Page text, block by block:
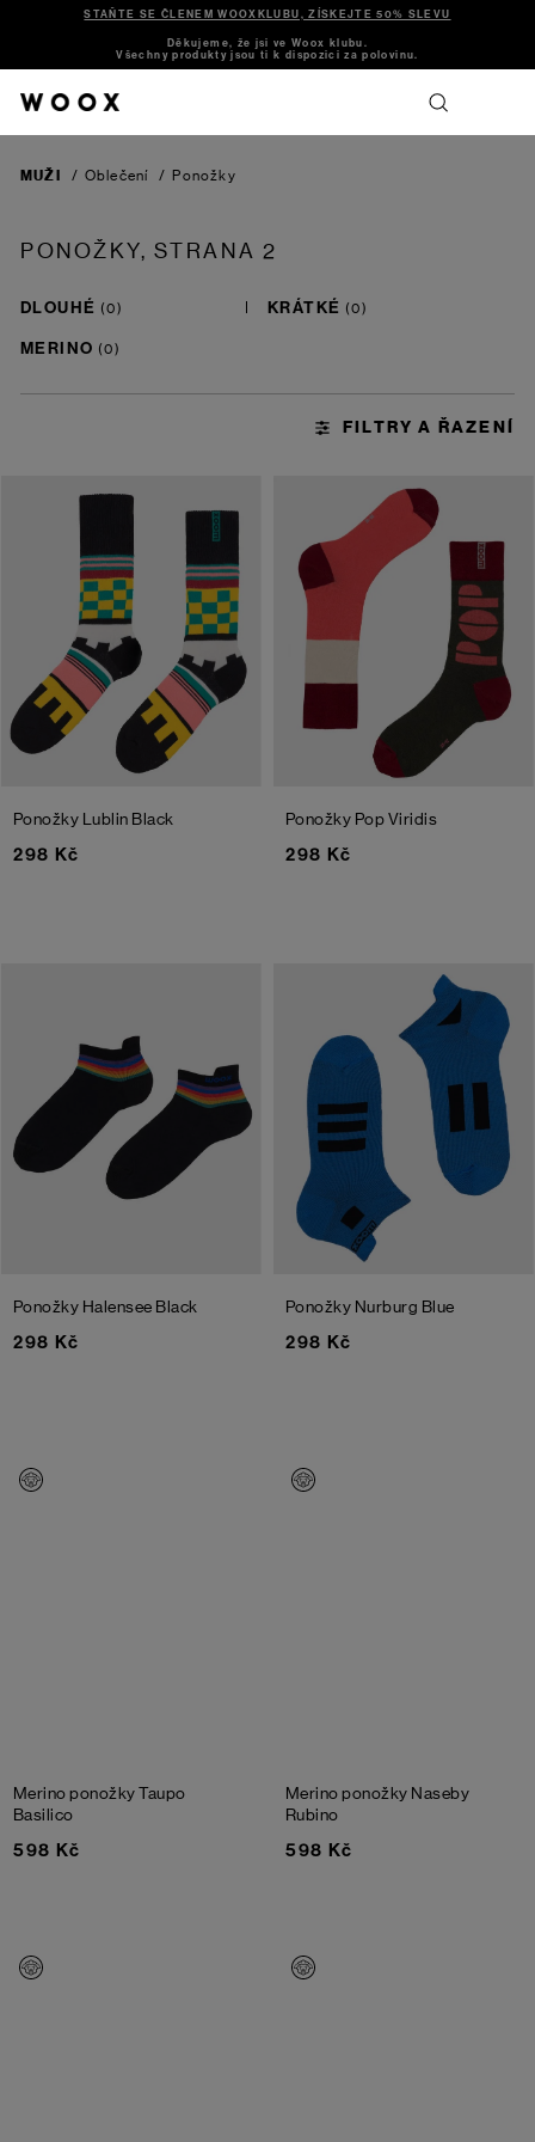
STAŇTE SE ČLENEM WOOXKLUBU, ZÍSKEJTE 50% SLEVU
Děkujeme, že jsi ve Woox klubu.
Všechny produkty jsou ti k dispozici za polovinu.
MUŽI / Oblečení / Ponožky
PONOŽKY, STRANA 2
DLOUHÉ
KRÁTKÉ
MERINO
Ponožky Lublin Black
298 Kč
Ponožky PopViridis
298 Kč
Ponožky Halensee Black
298 Kč
Ponožky Nurburg Blue
298 Kč
Merino ponožky Taupo
Basilico
598 Kč
Merino ponožky Naseby
Rubino
598 Kč